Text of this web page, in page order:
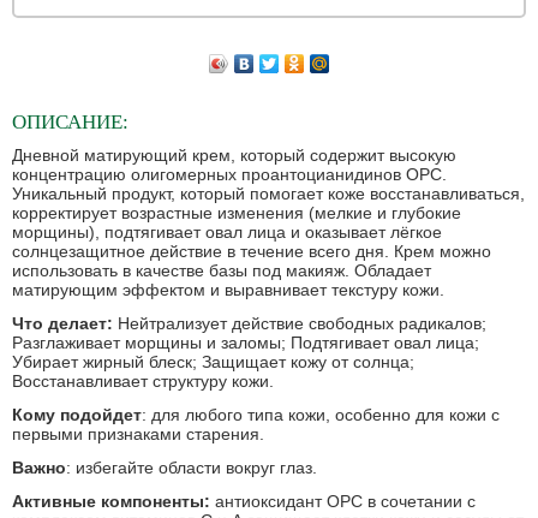
ОПИСАНИЕ:
Дневной матирующий крем, который содержит высокую
концентрацию олигомерных проантоцианидинов ОРС.
Уникальный продукт, который помогает коже восстанавливаться,
корректирует возрастные изменения (мелкие и глубокие
морщины), подтягивает овал лица и оказывает лёгкое
солнцезащитное действие в течение всего дня. Крем можно
использовать в качестве базы под макияж. Обладает
матирующим эффектом и выравнивает текстуру кожи.
Что делает: Нейтрализует действие свободных радикалов;
Разглаживает морщины и заломы; Подтягивает овал лица;
Убирает жирный блеск; Защищает кожу от солнца;
Восстанавливает структуру кожи.
Кому подойдет: для любого типа кожи, особенно для кожи с
первыми признаками старения.
Важно: избегайте области вокруг глаз.
Активные компоненты: антиоксидант ОРС в сочетании с